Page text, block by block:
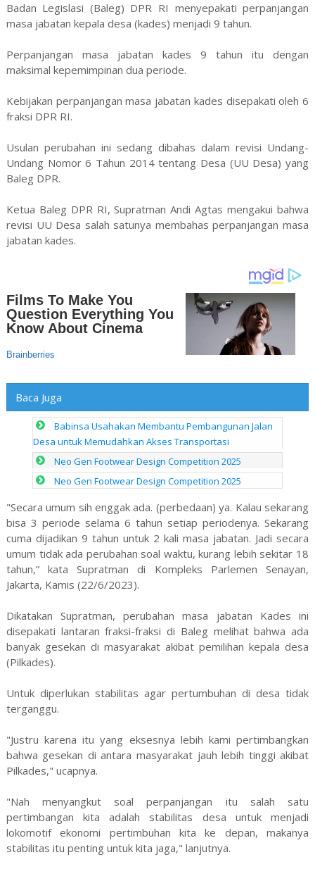
Badan Legislasi (Baleg) DPR RI menyepakati perpanjangan
masa jabatan kepala desa (kades) menjadi 9 tahun.
Perpanjangan masa jabatan kades 9 tahun itu dengan
maksimal kepemimpinan dua periode.
Kebijakan perpanjangan masa jabatan kades disepakati oleh 6
fraksi DPR RI.
Usulan perubahan ini sedang dibahas dalam revisi Undang-
Undang Nomor 6 Tahun 2014 tentang Desa (UU Desa) yang
Baleg DPR.
Ketua Baleg DPR RI, Supratman Andi Agtas mengakui bahwa
revisi UU Desa salah satunya membahas perpanjangan masa
jabatan kades.
Baca Juga
Babinsa Usahakan Membantu Pembangunan Jalan
Desa untuk Memudahkan Akses Transportasi
Neo Gen Footwear Design Competition 2025
Neo Gen Footwear Design Competition 2025
"Secara umum sih enggak ada. (perbedaan) ya. Kalau sekarang
bisa 3 periode selama 6 tahun setiap periodenya. Sekarang
cuma dijadikan 9 tahun untuk 2 kali masa jabatan. Jadi secara
umum tidak ada perubahan soal waktu, kurang lebih sekitar 18
tahun,” kata Supratman di Kompleks Parlemen Senayan,
Jakarta, Kamis (22/6/2023).
Dikatakan Supratman, perubahan masa jabatan Kades ini
disepakati lantaran fraksi-fraksi di Baleg melihat bahwa ada
banyak gesekan di masyarakat akibat pemilihan kepala desa
(Pilkades).
Untuk diperlukan stabilitas agar pertumbuhan di desa tidak
terganggu.
"Justru karena itu yang eksesnya lebih kami pertimbangkan
bahwa gesekan di antara masyarakat jauh lebih tinggi akibat
Pilkades," ucapnya.
"Nah menyangkut soal perpanjangan itu salah satu
pertimbangan kita adalah stabilitas desa untuk menjadi
lokomotif ekonomi pertimbuhan kita ke depan, makanya
stabilitas itu penting untuk kita jaga," lanjutnya.